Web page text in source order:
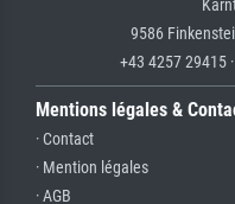
9586
+43 4257 29415
Mentions légales &
· Contact
· Mention légales
· AGB